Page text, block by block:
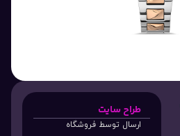
طراح سایت
ارسال توسط فروشگاه